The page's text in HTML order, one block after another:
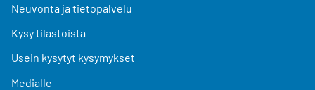
Neuvonta ja tietopalvelu
Kysy tilastoista
Usein kysytyt kysymykset
Medialle